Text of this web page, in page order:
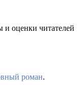
и оценки читателей
роман.